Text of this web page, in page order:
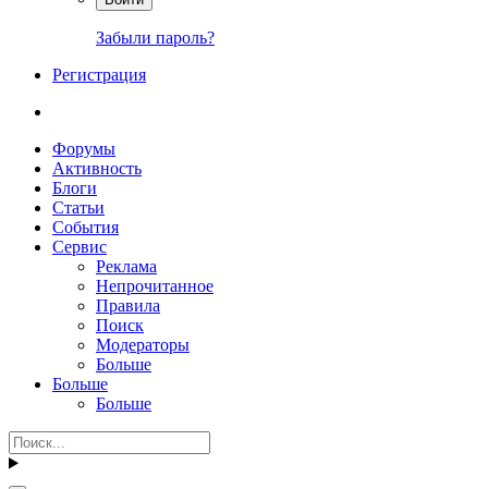
Забыли пароль?
Регистрация
Форумы
Активность
Блоги
Статьи
События
Сервис
Реклама
Непрочитанное
Правила
Поиск
Модераторы
Больше
Больше
Больше